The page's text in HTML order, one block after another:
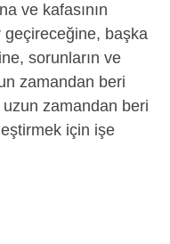
ve kafasının
başka
sorunların ve
zamandan beri
uzun zamandan beri
için işe